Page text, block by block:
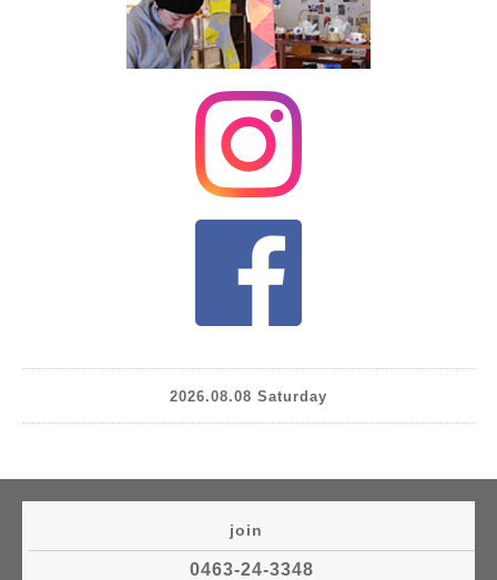
2026.08.08 Saturday
join
0463-24-3348